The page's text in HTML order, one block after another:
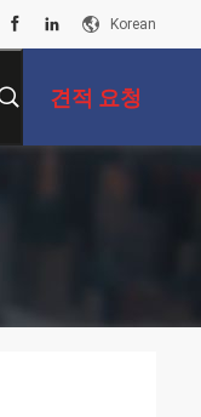
Korean
견적 요청